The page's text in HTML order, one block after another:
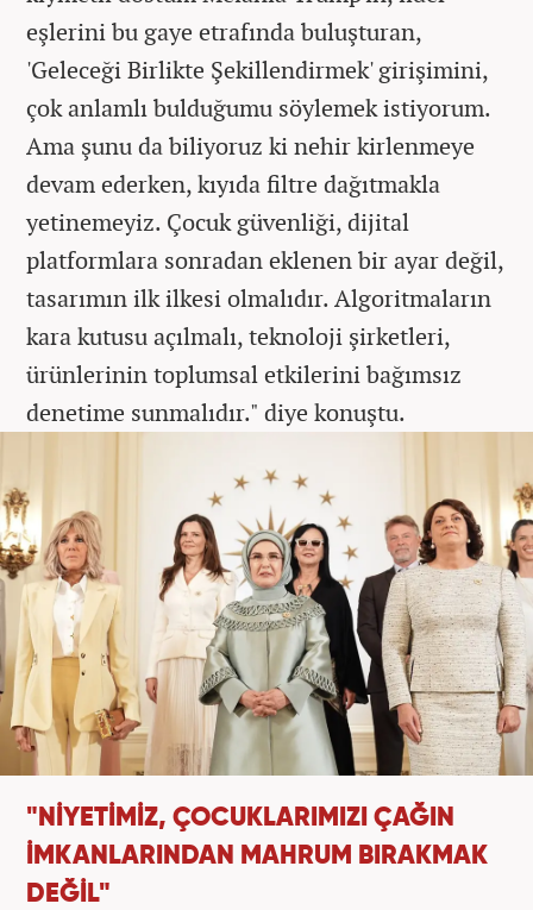
eşlerini bu gaye etrafında buluşturan,
'Geleceği Birlikte Şekillendirmek' girişimini,
çok anlamlı bulduğumu söylemek istiyorum.
Ama şunu da biliyoruz ki nehir kirlenmeye
devam ederken, kıyıda filtre dağıtmakla
yetinemeyiz. Çocuk güvenliği, dijital
platformlara sonradan eklenen bir ayar değil,
tasarımın ilk ilkesi olmalıdır. Algoritmaların
kara kutusu açılmalı, teknoloji şirketleri,
ürünlerinin toplumsal etkilerini bağımsız
denetime sunmalıdır." diye konuştu.
"NİYETİMİZ, ÇOCUKLARIMIZI ÇAĞIN
İMKANLARINDAN MAHRUM BIRAKMAK
DEĞİL"